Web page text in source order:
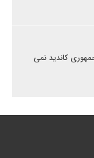
کاندید نمی